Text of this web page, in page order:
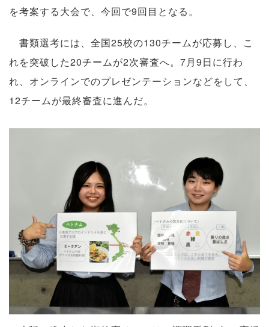
を考案する大会で、今回で9回目となる。
書類選考には、全国25校の130チームが応募し、こ
れを突破した20チームが2次審査へ。7月9日に行わ
れ、オンラインでのプレゼンテーションなどをして、
12チームが最終審査に進んだ。